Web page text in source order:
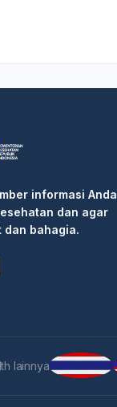
informasi Anda
dan agar
dan bahagia.
lainnya